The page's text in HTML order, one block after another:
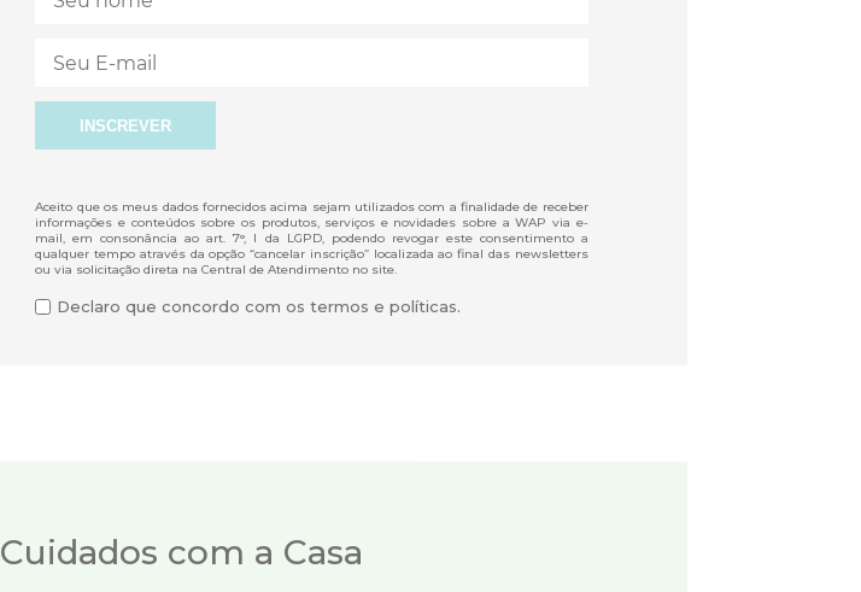
Aceito que os meus dados fornecidos acima sejam utilizados com a finalidade de receber
informações e conteúdos sobre os produtos, serviços e novidades sobre a WAP via e-
mail, em consonância ao art. 7°, I da LGPD, podendo revogar este consentimento a
qualquer tempo através da opção “cancelar inscrição” localizada ao final das newsletters
ou via solicitação direta na Central de Atendimento no site.
Declaro que concordo com os termos e políticas.
Cuidados com a Casa